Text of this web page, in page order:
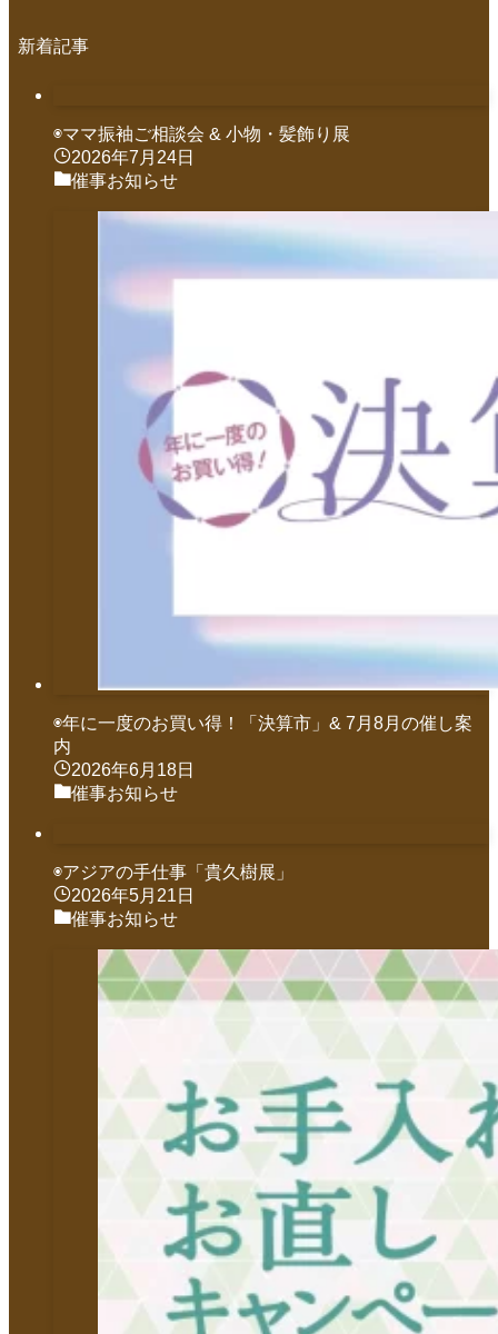
新着記事
◉ママ振袖ご相談会 & 小物・髪飾り展
2026年7月24日
催事お知らせ
◉年に一度のお買い得！「決算市」& 7月8月の催し案
内
2026年6月18日
催事お知らせ
◉アジアの手仕事「貴久樹展」
2026年5月21日
催事お知らせ